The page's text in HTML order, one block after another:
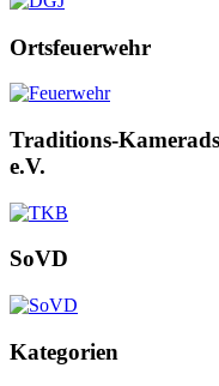
Ortsfeuerwehr
Traditions-
e.V.
SoVD
Kategorien